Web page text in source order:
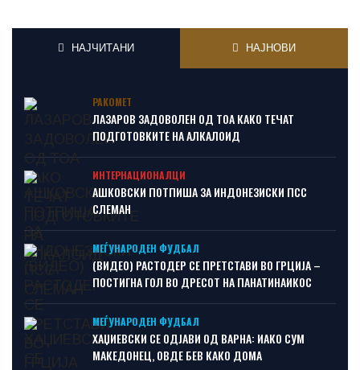
НАЈЧИТАНИ НАЈНОВИ
РАКОМЕТ
ЛАЗАРОВ ЗАДОВОЛЕН ОД ТОА КАКО ТЕЧАТ
ПОДГОТОВКИТЕ НА АЛКАЛОИД
ИНТЕРНАЦИОНАЛЦИ
АШКОВСКИ ПОТПИША ЗА ИНДОНЕЗИСКИ ПСС
СЛЕМАН
МЕЃУНАРОДЕН ФУДБАЛ
(ВИДЕО) РАСТОДЕР СЕ ПРЕТСТАВИ ВО ГРЦИЈА –
ПОСТИГНА ГОЛ ВО ДРЕСОТ НА ПАНАТИНАИКОС
МЕЃУНАРОДЕН ФУДБАЛ
ХАЏИЕВСКИ СЕ ОДЈАВИ ОД ВАРНА: ИАКО СУМ
МАКЕДОНЕЦ, ОВДЕ БЕВ КАКО ДОМА